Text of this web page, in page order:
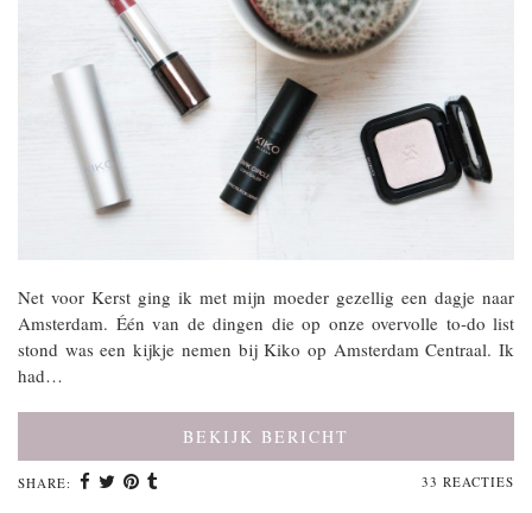
Net voor Kerst ging ik met mijn moeder gezellig een dagje naar
Amsterdam. Één van de dingen die op onze overvolle to-do list
stond was een kijkje nemen bij Kiko op Amsterdam Centraal. Ik
had…
BEKIJK BERICHT
SHARE: 33 REACTIES